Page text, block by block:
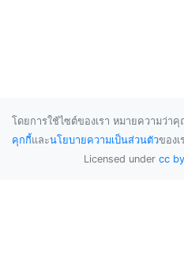
โดยการใช้ไซต์ของเรา หมายความว่า
คุกกี้และนโยบายความเป็นส่วนตัวของเ
Licensed under cc